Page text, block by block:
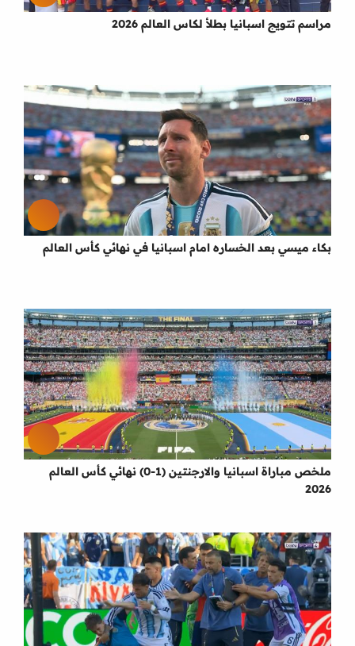
مراسم تتويج اسبانيا بطلأ لكاس العالم 2026
بكاء ميسي بعد الخساره امام اسبانيا في نهائي كأس العالم
ملخص مباراة اسبانيا والارجنتين (1-0) نهائي كأس العالم
2026